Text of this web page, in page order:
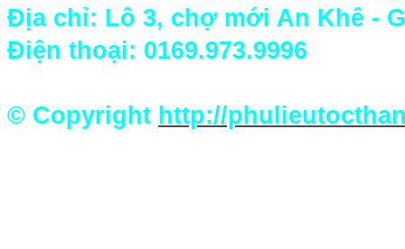
Địa chỉ: Lô 3, chợ mới An Khê -
Điện thoại: 0169.973.9996
© Copyright http://